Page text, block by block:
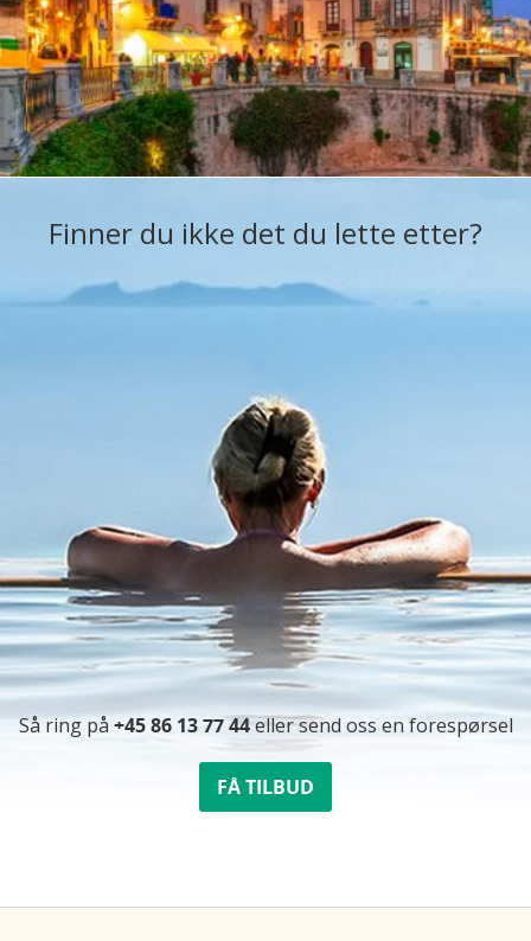
Finner du ikke det du lette etter?
Så ring på +45 86 13 77 44eller send oss ​​en forespørsel
FÅ TILBUD